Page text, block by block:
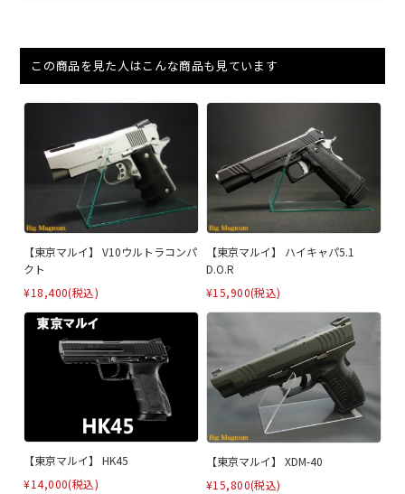
この商品を見た人はこんな商品も見ています
【東京マルイ】 V10ウルトラコンパ
クト
¥18,400(税込)
【東京マルイ】 ハイキャパ5.1
D.O.R
¥15,900(税込)
【東京マルイ】 HK45
¥14,000(税込)
【東京マルイ】 XDM-40
¥15,800(税込)